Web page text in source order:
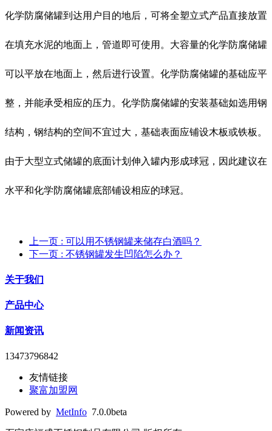
化学防腐储罐到达用户目的地后，可将全塑立式产品直接放置
在填充水泥的地面上，管道即可使用。大容量的化学防腐储罐
可以平放在地面上，然后进行设置。化学防腐储罐的基础应平
整，并能承受相应的压力。化学防腐储罐的安装基础如选用钢
结构，钢结构的空间不宜过大，基础表面应铺设木板或铁板。
由于大型立式储罐的底面计划伸入罐内形成球冠，因此建议在
水平和化学防腐储罐底部铺设相应的球冠。
上一页 : 可以用不锈钢罐来储存白酒吗？
下一页 : 不锈钢罐发生凹陷怎么办？
关于我们
产品中心
新闻资讯
13473796842
友情链接
聚富加盟网
Powered by MetInfo 7.0.0beta